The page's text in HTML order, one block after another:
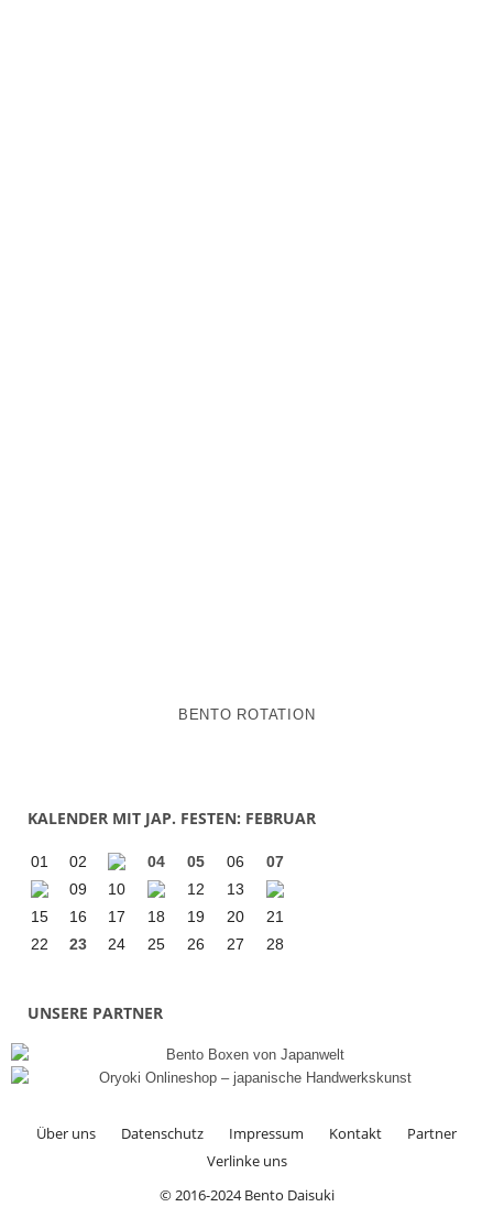
BENTO ROTATION
KALENDER MIT JAP. FESTEN: FEBRUAR
01 02 04 05 06
07
09
10 12
13
15
16 17 18 19 20
21
22
23 24 25 26 27 28
UNSERE PARTNER
Über uns Datenschutz Impressum Kontakt
Partner
Verlinke uns
© 2016-2024 Bento Daisuki